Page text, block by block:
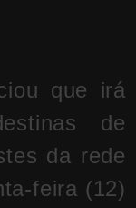
que irá
de
da rede
feira (12)